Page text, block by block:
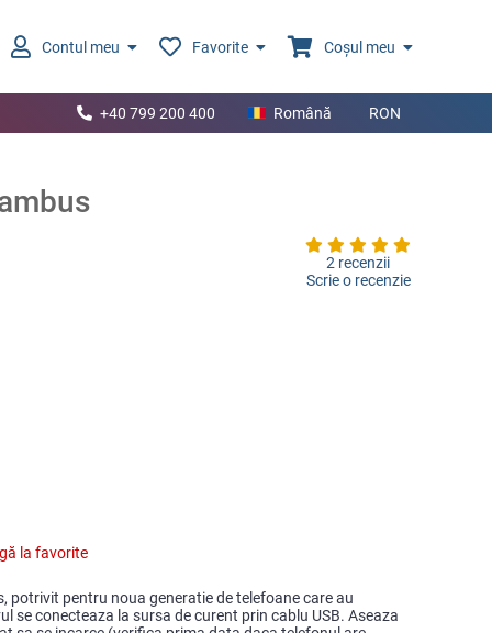
Contul meu Favorite Coșul meu
+40 799 200 400 Română RON
2 recenzii
Scrie o recenzie
la favorite
pentru noua generatie de telefoane care au
conecteaza la sursa de curent prin cablu USB. Aseaza